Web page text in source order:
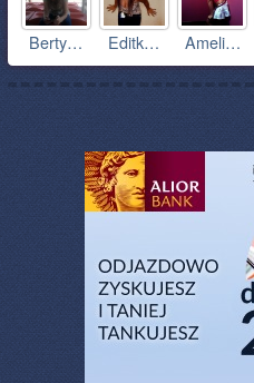
Berty… Editk… Ameli…